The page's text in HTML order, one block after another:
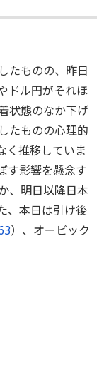
たものの、昨日
ドル円がそれほ
状態のなか下げ
たものの心理的
く推移していま
す影響を懸念す
、明日以降日本
、本日は引け後
）、オービック